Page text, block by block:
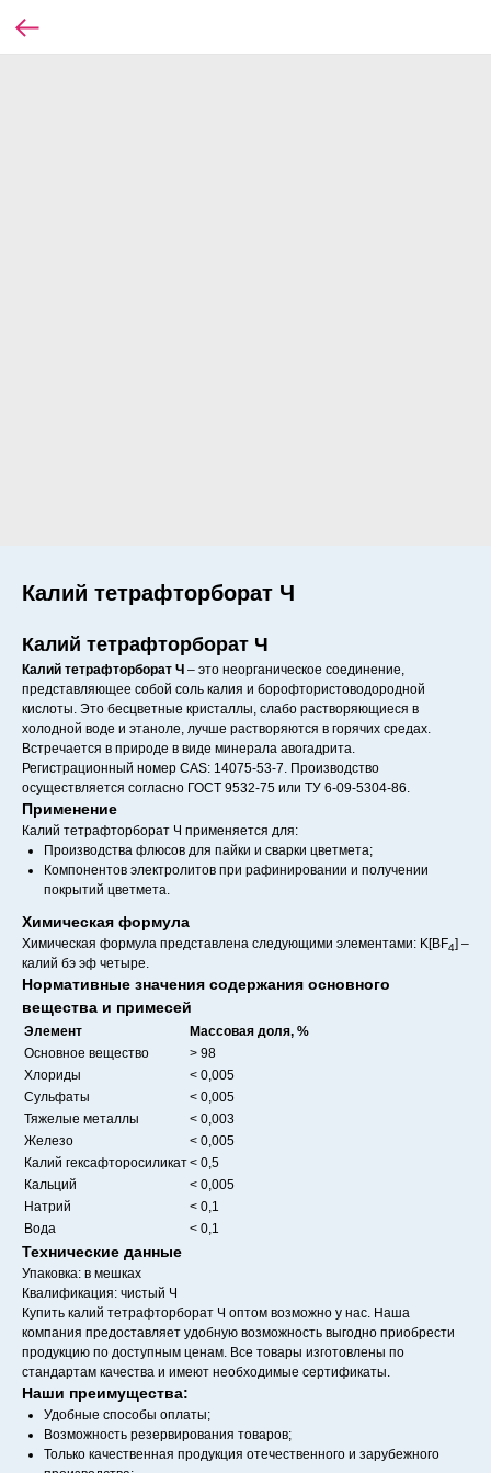
Калий тетрафторборат Ч
Калий тетрафторборат Ч
Калий тетрафторборат Ч – это неорганическое соединение,
представляющее собой соль калия и борофтористоводородной
кислоты. Это бесцветные кристаллы, слабо растворяющиеся в
холодной воде и этаноле, лучше растворяются в горячих средах.
Встречается в природе в виде минерала авогадрита.
Регистрационный номер CAS: 14075-53-7. Производство
осуществляется согласно ГОСТ 9532-75 или ТУ 6-09-5304-86.
Применение
Калий тетрафторборат Ч применяется для:
Производства флюсов для пайки и сварки цветмета;
Компонентов электролитов при рафинировании и получении
покрытий цветмета.
Химическая формула
Химическая формула представлена следующими элементами: K[BF4] –
калий бэ эф четыре.
Нормативные значения содержания основного
вещества и примесей
Элемент
Массовая доля, %
Основное вещество
> 98
Хлориды
< 0,005
Сульфаты
< 0,005
Тяжелые металлы
< 0,003
Железо
< 0,005
Калий гексафторосиликат< 0,5
Кальций
< 0,005
Натрий
< 0,1
Вода
< 0,1
Технические данные
Упаковка: в мешках
Квалификация: чистый Ч
Купить калий тетрафторборат Ч оптом возможно у нас. Наша
компания предоставляет удобную возможность выгодно приобрести
продукцию по доступным ценам. Все товары изготовлены по
стандартам качества и имеют необходимые сертификаты.
Наши преимущества:
Удобные способы оплаты;
Возможность резервирования товаров;
Только качественная продукция отечественного и зарубежного